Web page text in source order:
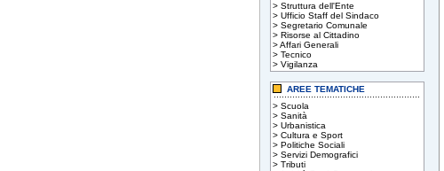
> Struttura dell'Ente
> Ufficio Staff del Sindaco
> Segretario Comunale
> Risorse al Cittadino
>Affari Generali
> Tecnico
> Vigilanza
AREE TEMATICHE
> Scuola
> Sanità
> Urbanistica
> Cultura e Sport
> Politiche Sociali
> Servizi Demografici
> Tributi